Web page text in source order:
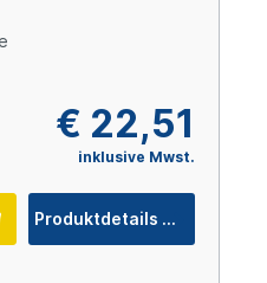
€ 22,51
inklusive Mwst.
Produktdetails